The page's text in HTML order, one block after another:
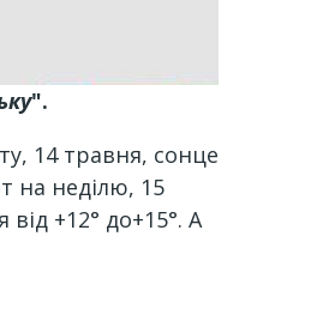
".
14 травня, сонце
на неділю, 15
+12° до+15°. А